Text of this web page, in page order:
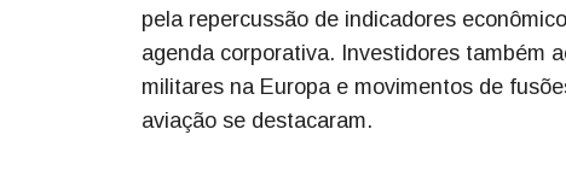
pela repercussão de indicadores
agenda corporativa. Investidores também
militares na Europa e movimentos de
aviação se destacaram.